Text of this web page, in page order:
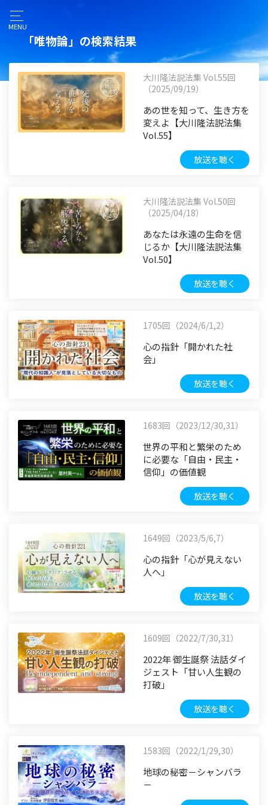
MENU
「唯物論」の検索結果
大川隆法説法集 Vol.55回
（2025/09/19）
あの世を知って、生き方を
変えよ【大川隆法説法集
Vol.55】
放送を聴く
大川隆法説法集 Vol.50回
（2025/04/18）
あなたは永遠の生命を信
じるか【大川隆法説法集
Vol.50】
放送を聴く
1705回（2024/6/1,2）
心の指針「開かれた社
会」
放送を聴く
1683回（2023/12/30,31）
世界の平和と繁栄のため
に必要な「自由・民主・
信仰」の価値観
放送を聴く
1649回（2023/5/6,7）
心の指針「心が見えない
人へ」
放送を聴く
1609回（2022/7/30,31）
2022年 御生誕祭 法話ダイ
ジェスト「甘い人生観の
打破」
放送を聴く
1583回（2022/1/29,30）
地球の秘密－シャンバラ
－